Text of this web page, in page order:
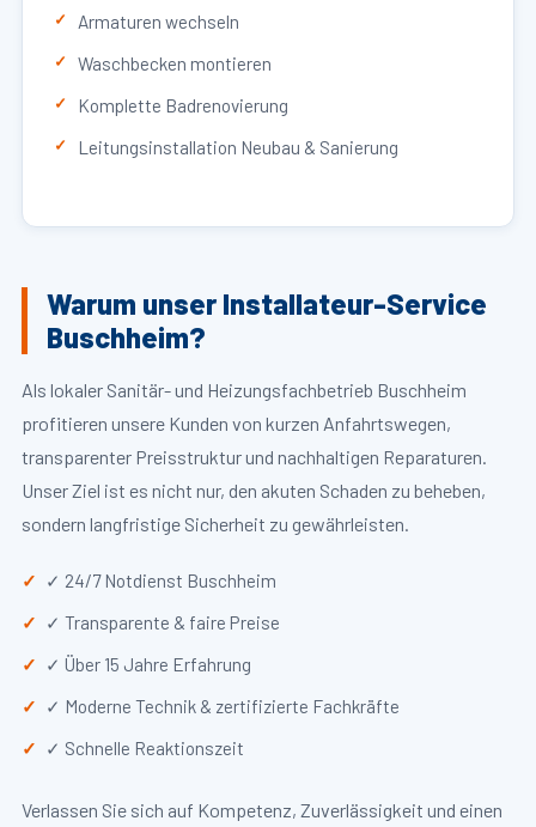
Armaturen wechseln
Waschbecken montieren
Komplette Badrenovierung
Leitungsinstallation Neubau & Sanierung
Warum unser Installateur-Service
Buschheim?
Als lokaler Sanitär- und Heizungsfachbetrieb Buschheim
profitieren unsere Kunden von kurzen Anfahrtswegen,
transparenter Preisstruktur und nachhaltigen Reparaturen.
Unser Ziel ist es nicht nur, den akuten Schaden zu beheben,
sondern langfristige Sicherheit zu gewährleisten.
✓ 24/7 Notdienst Buschheim
✓ Transparente & faire Preise
✓ Über 15 Jahre Erfahrung
✓ Moderne Technik & zertifizierte Fachkräfte
✓ Schnelle Reaktionszeit
Verlassen Sie sich auf Kompetenz, Zuverlässigkeit und einen